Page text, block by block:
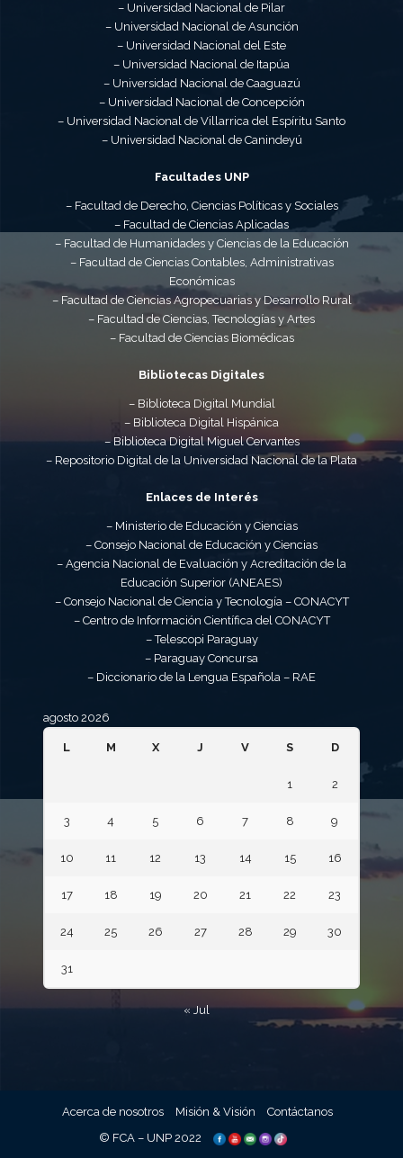
– Universidad Nacional de Pilar
– Universidad Nacional de Asunción
– Universidad Nacional del Este
– Universidad Nacional de Itapúa
– Universidad Nacional de Caaguazú
– Universidad Nacional de Concepción
– Universidad Nacional de Villarrica del Espíritu Santo
– Universidad Nacional de Canindeyú
Facultades UNP
– Facultad de Derecho, Ciencias Políticas y Sociales
– Facultad de Ciencias Aplicadas
– Facultad de Humanidades y Ciencias de la Educación
– Facultad de Ciencias Contables, Administrativas
Económicas
– Facultad de Ciencias Agropecuarias y Desarrollo Rural
– Facultad de Ciencias, Tecnologías y Artes
– Facultad de Ciencias Biomédicas
Bibliotecas Digitales
– Biblioteca Digital Mundial
– Biblioteca Digital Hispánica
– Biblioteca Digital Miguel Cervantes
– Repositorio Digital de la Universidad Nacional de la Plata
Enlaces de Interés
– Ministerio de Educación y Ciencias
– Consejo Nacional de Educación y Ciencias
– Agencia Nacional de Evaluación y Acreditación de la
Educación Superior (ANEAES)
– Consejo Nacional de Ciencia y Tecnología – CONACYT
– Centro de Información Científica del CONACYT
– Telescopi Paraguay
– Paraguay Concursa
– Diccionario de la Lengua Española – RAE
agosto 2026
L M X J V S D
1 2
3 4 5 6 7 8 9
10 11 12 13 14 15 16
17 18 19 20 21 22 23
24 25 26 27 28 29 30
31
« Jul
Acerca de nosotros Misión & Visión
Contáctanos
© FCA – UNP 2022